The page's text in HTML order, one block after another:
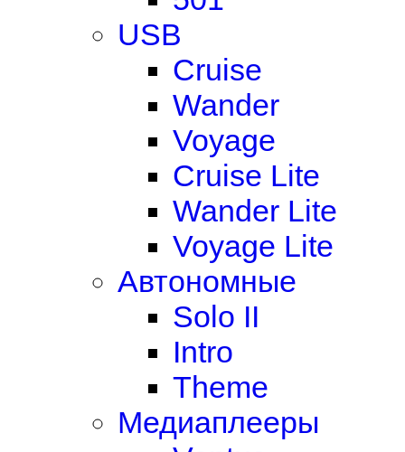
USB
Cruise
Wander
Voyage
Cruise Lite
Wander Lite
Voyage Lite
Автономные
Solo II
Intro
Theme
Медиаплееры